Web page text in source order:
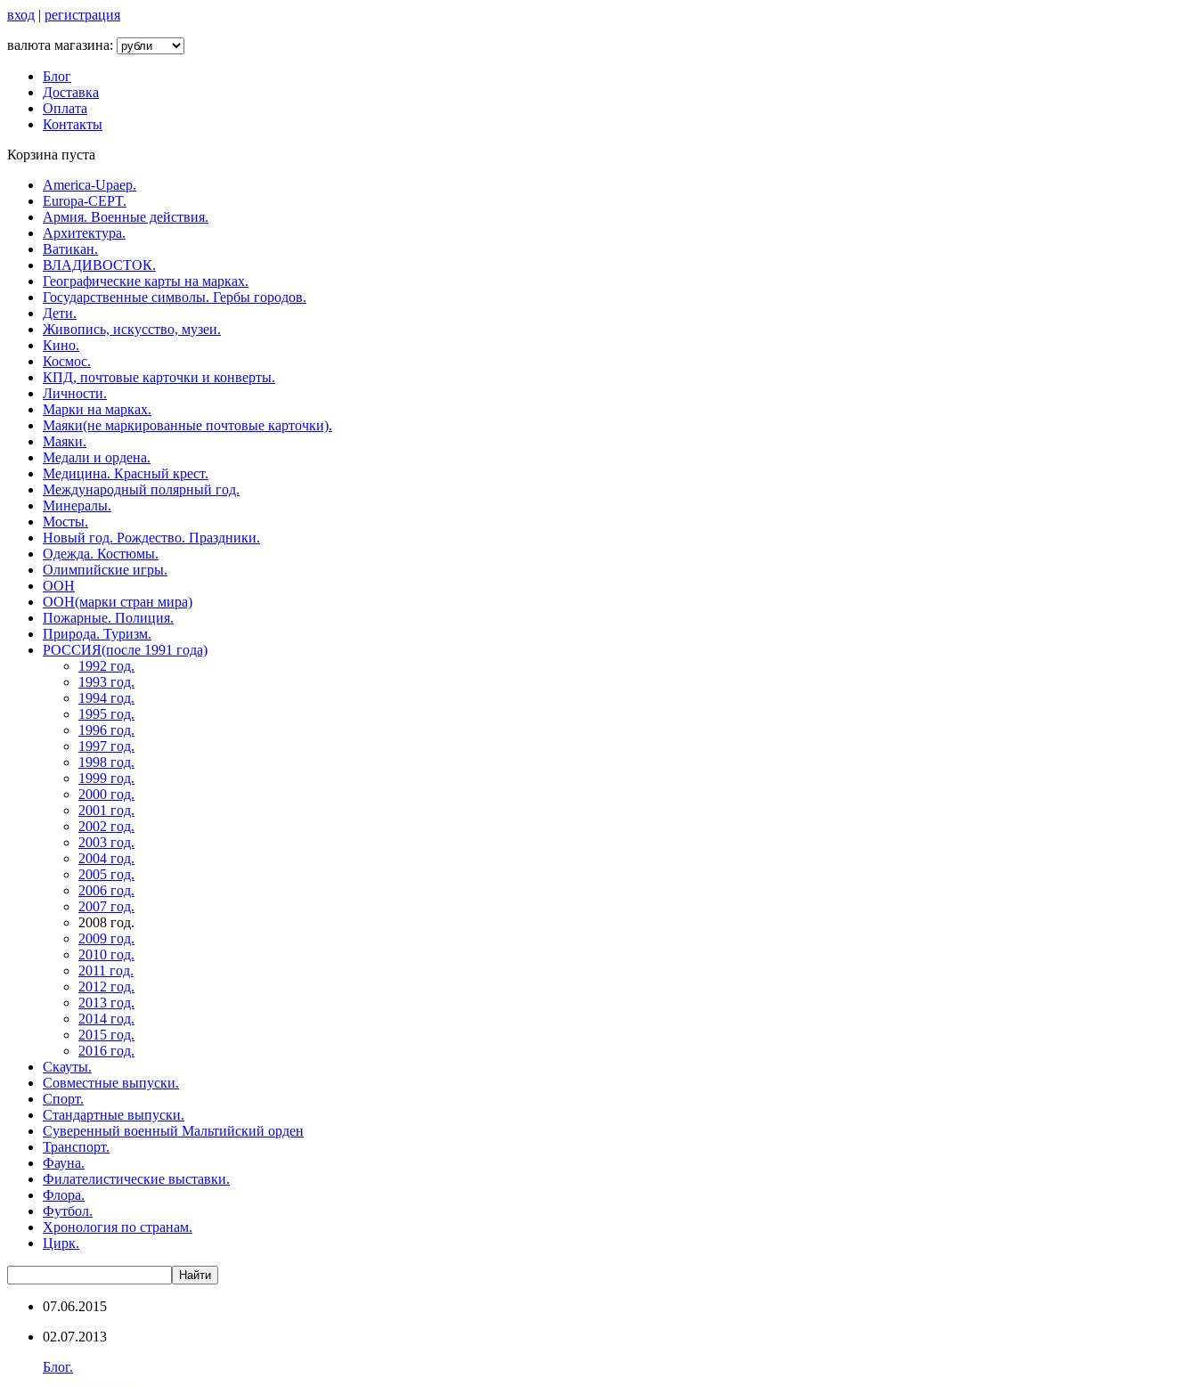
вход | регистрация
валюта магазина:
Блог
Доставка
Оплата
Контакты
Корзина пуста
America-Upaep.
Europa-CEPT.
Армия. Военные действия.
Архитектура.
Ватикан.
ВЛАДИВОСТОК.
Географические карты на марках.
Государственные символы. Гербы городов.
Дети.
Живопись, искусство, музеи.
Кино.
Космос.
КПД, почтовые карточки и конверты.
Личности.
Марки на марках.
Маяки(не маркированные почтовые карточки).
Маяки.
Медали и ордена.
Медицина. Красный крест.
Международный полярный год.
Минералы.
Мосты.
Новый год. Рождество. Праздники.
Одежда. Костюмы.
Олимпийские игры.
ООН
ООН(марки стран мира)
Пожарные. Полиция.
Природа. Туризм.
РОССИЯ(после 1991 года)
1992 год.
1993 год.
1994 год.
1995 год.
1996 год.
1997 год.
1998 год.
1999 год.
2000 год.
2001 год.
2002 год.
2003 год.
2004 год.
2005 год.
2006 год.
2007 год.
2008 год.
2009 год.
2010 год.
2011 год.
2012 год.
2013 год.
2014 год.
2015 год.
2016 год.
Скауты.
Совместные выпуски.
Спорт.
Стандартные выпуски.
Суверенный военный Мальтийский орден
Транспорт.
Фауна.
Филателистические выставки.
Флора.
Футбол.
Хронология по странам.
Цирк.
07.06.2015
02.07.2013
Блог.